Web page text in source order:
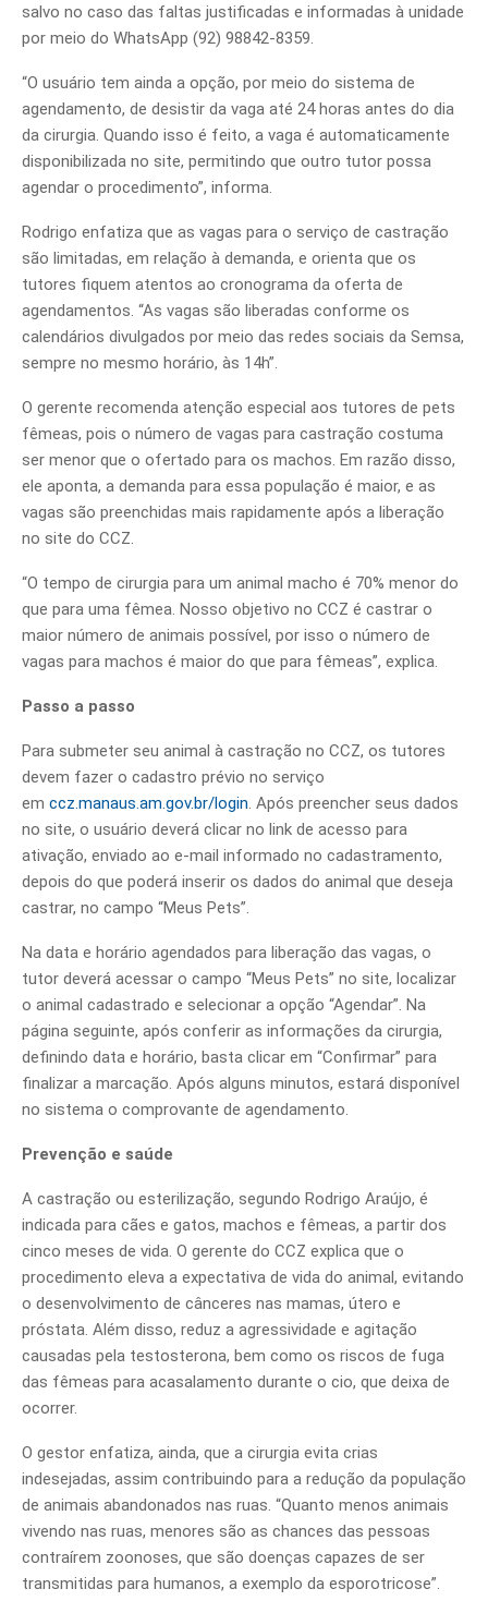
salvo no caso das faltas justificadas e informadas à unidade
por meio do WhatsApp (92) 98842-8359.
“O usuário tem ainda a opção, por meio do sistema de
agendamento, de desistir da vaga até 24 horas antes do dia
da cirurgia. Quando isso é feito, a vaga é automaticamente
disponibilizada no site, permitindo que outro tutor possa
agendar o procedimento”, informa.
Rodrigo enfatiza que as vagas para o serviço de castração
são limitadas, em relação à demanda, e orienta que os
tutores fiquem atentos ao cronograma da oferta de
agendamentos. “As vagas são liberadas conforme os
calendários divulgados por meio das redes sociais da Semsa,
sempre no mesmo horário, às 14h”.
O gerente recomenda atenção especial aos tutores de pets
fêmeas, pois o número de vagas para castração costuma
ser menor que o ofertado para os machos. Em razão disso,
ele aponta, a demanda para essa população é maior, e as
vagas são preenchidas mais rapidamente após a liberação
no site do CCZ.
“O tempo de cirurgia para um animal macho é 70% menor do
que para uma fêmea. Nosso objetivo no CCZ é castrar o
maior número de animais possível, por isso o número de
vagas para machos é maior do que para fêmeas”, explica.
Passo a passo
Para submeter seu animal à castração no CCZ, os tutores
devem fazer o cadastro prévio no serviço
em ccz.manaus.am.gov.br/login. Após preencher seus dados
no site, o usuário deverá clicar no link de acesso para
ativação, enviado ao e-mail informado no cadastramento,
depois do que poderá inserir os dados do animal que deseja
castrar, no campo “Meus Pets”.
Na data e horário agendados para liberação das vagas, o
tutor deverá acessar o campo “Meus Pets” no site, localizar
o animal cadastrado e selecionar a opção “Agendar”. Na
página seguinte, após conferir as informações da cirurgia,
definindo data e horário, basta clicar em “Confirmar” para
finalizar a marcação. Após alguns minutos, estará disponível
no sistema o comprovante de agendamento.
Prevenção e saúde
A castração ou esterilização, segundo Rodrigo Araújo, é
indicada para cães e gatos, machos e fêmeas, a partir dos
cinco meses de vida. O gerente do CCZ explica que o
procedimento eleva a expectativa de vida do animal, evitando
o desenvolvimento de cânceres nas mamas, útero e
próstata. Além disso, reduz a agressividade e agitação
causadas pela testosterona, bem como os riscos de fuga
das fêmeas para acasalamento durante o cio, que deixa de
ocorrer.
O gestor enfatiza, ainda, que a cirurgia evita crias
indesejadas, assim contribuindo para a redução da população
de animais abandonados nas ruas. “Quanto menos animais
vivendo nas ruas, menores são as chances das pessoas
contraírem zoonoses, que são doenças capazes de ser
transmitidas para humanos, a exemplo da esporotricose”.